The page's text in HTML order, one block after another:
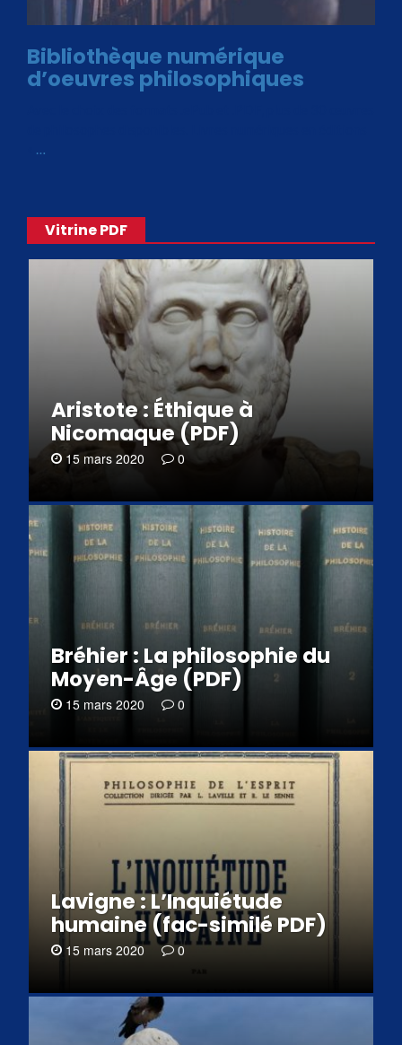
Bibliothèque numérique
d’oeuvres philosophiques
…
Vitrine PDF
Aristote : Éthique à
Nicomaque (PDF)
15 mars 2020 0
Bréhier : La philosophie du
Moyen-Âge (PDF)
15 mars 2020 0
Lavigne : L’Inquiétude
humaine (fac-similé PDF)
15 mars 2020 0